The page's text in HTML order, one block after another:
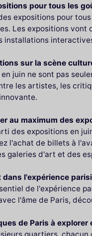
pour tous les
expositions pour
Les expositions
installations
sur la scène
juin ne sont pas
les artistes, les
au maximum des
des expositions en
l'achat de billets à
galeries d'art et des
dans l'expérience
de l'expérience
l'âme de Paris,
de Paris à explorer